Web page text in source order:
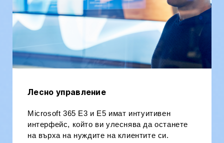
Лесно управление
Microsoft 365 E3 и E5 имат интуитивен
интерфейс, който ви улеснява да останете
на върха на нуждите на клиентите си.